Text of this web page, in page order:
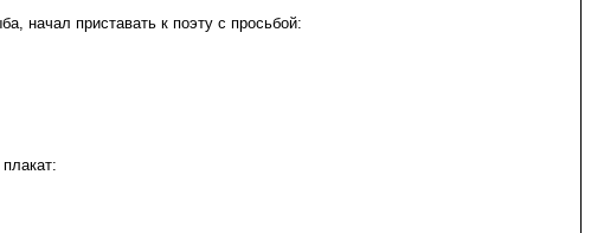
начал приставать к поэту с просьбой: